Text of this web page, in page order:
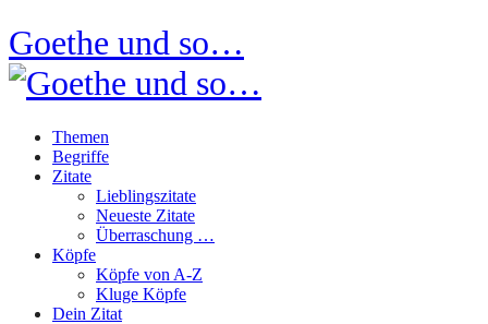
Goethe und so…
Themen
Begriffe
Zitate
Lieblingszitate
Neueste Zitate
Überraschung …
Köpfe
Köpfe von A-Z
Kluge Köpfe
Dein Zitat